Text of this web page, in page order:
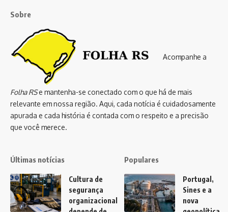
Sobre
Acompanhe a
Folha RSe mantenha-se conectado com o que há de mais
relevante em nossa região. Aqui, cada notícia é cuidadosamente
apurada e cada história é contada com o respeito e a precisão
que você merece.
Últimas notícias
Cultura de
segurança
organizacional
Populares
Portugal,
Sines e a
nova